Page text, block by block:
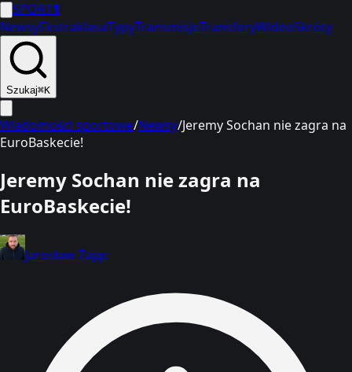
SPORT1
NewsyEkstraklasaTypyTransmisjeTransferyWideoSkróty
Szukaj⌘K
Wiadomości sportowe/Newsy/Jeremy Sochan nie zagra na
EuroBaskecie!
Jeremy Sochan nie zagra na
EuroBaskecie!
Jarosław Zając